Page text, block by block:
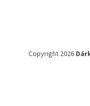
Copyright 2026